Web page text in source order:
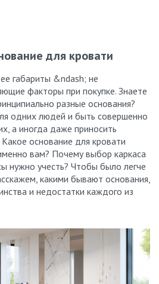
для кровати
габариты &ndash; не
факторы при покупке. Знаете
разные основания?
одних людей и быть совершенно
а иногда даже приносить
основание для кровати
вам? Почему выбор каркаса
нужно учесть? Чтобы было легче
какими бывают основания,
и недостатки каждого из